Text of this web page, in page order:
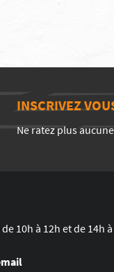
INSCRIVEZ
Ne ratez plus
10h à 12h et de 14h